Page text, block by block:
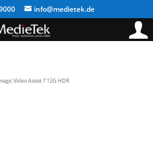
info@medietek.de
Video Assist 7 12G HDR